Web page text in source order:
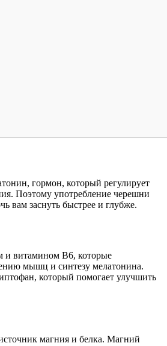
гормон, который регулирует
Поэтому употребление черешни
вам заснуть быстрее и глубже.
и витамином B6, которые
мышц и синтезу мелатонина.
который помогает улучшить
магния и белка. Магний